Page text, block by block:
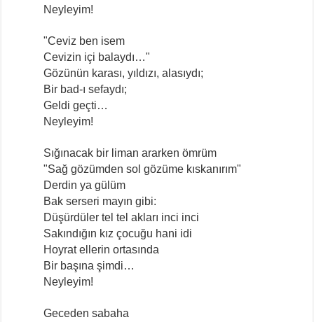
Neyleyim!
"Ceviz ben isem
Cevizin içi balaydı…"
Gözünün karası, yıldızı, alasıydı;
Bir bad-ı sefaydı;
Geldi geçti…
Neyleyim!
Sığınacak bir liman ararken ömrüm
"Sağ gözümden sol gözüme kıskanırım"
Derdin ya gülüm
Bak serseri mayın gibi:
Düşürdüler tel tel akları inci inci
Sakındığın kız çocuğu hani idi
Hoyrat ellerin ortasında
Bir başına şimdi…
Neyleyim!
Geceden sabaha